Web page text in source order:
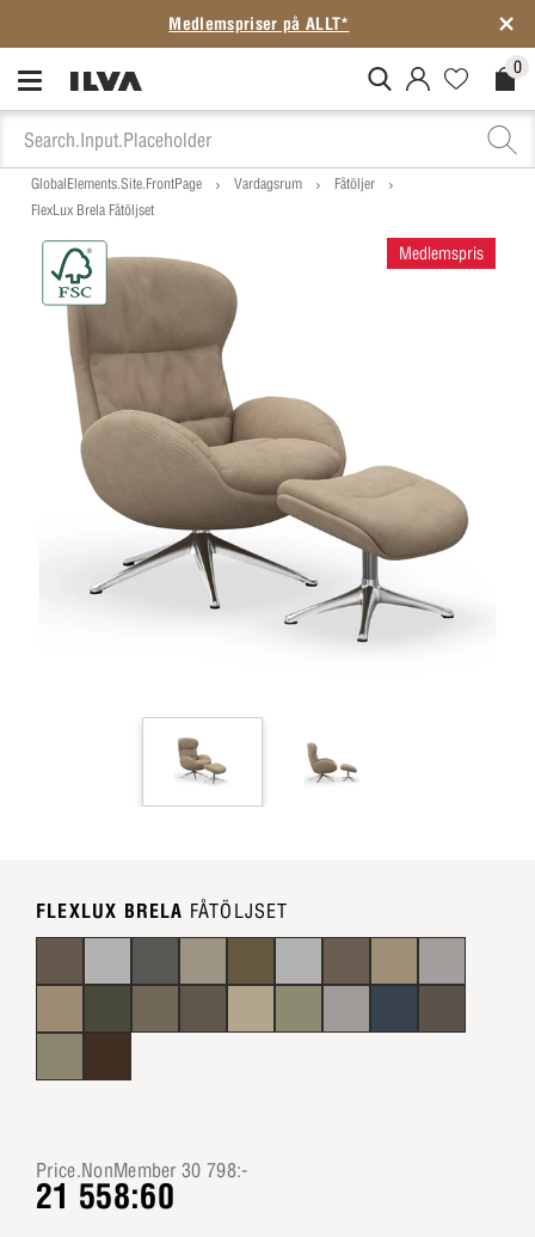
Medlemspriser på ALLT*
MitIlva.Login 0
GlobalElements.Site.FrontPage Vardagsrum
Fåtöljer
FlexLux Brela Fåtöljset
Medlemspris
FLEXLUX BRELA FÅTÖLJSET
Price.NonMember 30 798:-
21 558:60